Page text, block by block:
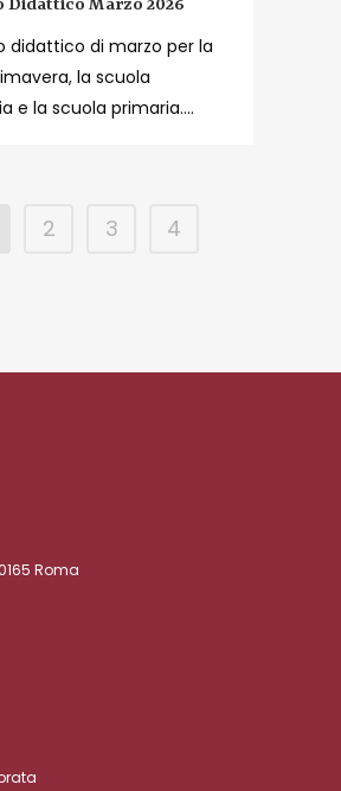
Didattico Marzo 2026
didattico di marzo per la
la scuola
e la scuola primaria....
2 3 4
Roma